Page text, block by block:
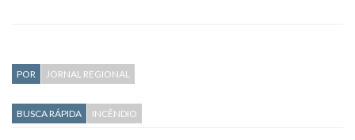
POR JORNAL REGIONAL
BUSCA RÁPIDA INCÊNDIO